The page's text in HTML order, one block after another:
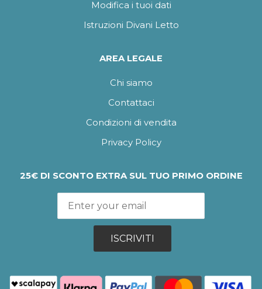
Modifica i tuoi dati
Istruzioni Divani Letto
AREA LEGALE
Chi siamo
Contattaci
Condizioni di vendita
Privacy Policy
25€ DI SCONTO EXTRA SUL TUO PRIMO ORDINE
ISCRIVITI